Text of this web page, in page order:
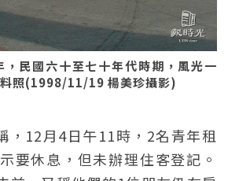
民國六十至七十年代時期，風光一
料照(1998/11/19 楊美珍攝影)
，12月4日午11時，2名青年租
要休息，但未辦理住客登記。